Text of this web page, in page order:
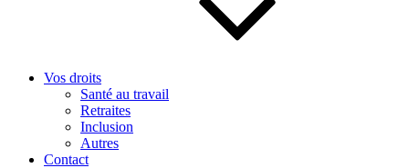
Vos droits
Santé au travail
Retraites
Inclusion
Autres
Contact